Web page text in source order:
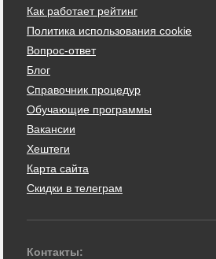
Как работает рейтинг
Политика использования cookie
Вопрос-ответ
Блог
Справочник процедур
Обучающие программы
Вакансии
Хештеги
Карта сайта
Скидки в телеграм
Контакты: